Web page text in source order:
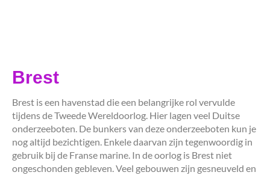
Brest
Brest is een havenstad die een belangrijke rol vervulde
tijdens de Tweede Wereldoorlog. Hier lagen veel Duitse
onderzeeboten. De bunkers van deze onderzeeboten kun je
nog altijd bezichtigen. Enkele daarvan zijn tegenwoordig in
gebruik bij de Franse marine. In de oorlog is Brest niet
ongeschonden gebleven. Veel gebouwen zijn gesneuveld en